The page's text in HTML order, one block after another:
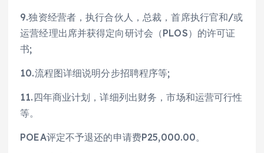
9.独资经营者，执行合伙人，总裁，首席执行官和/或
运营经理出席并获得定向研讨会（PLOS）的许可证
书;
10.流程图详细说明分步招聘程序等;
11.四年商业计划，详细列出财务，市场和运营可行性
等。
POEA评定不予退还的申请费P25,000.00。